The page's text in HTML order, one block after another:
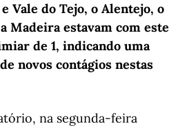
Vale do Tejo, o Alentejo, o
Madeira estavam com este
de 1, indicando uma
novos contágios nestas
na segunda-feira